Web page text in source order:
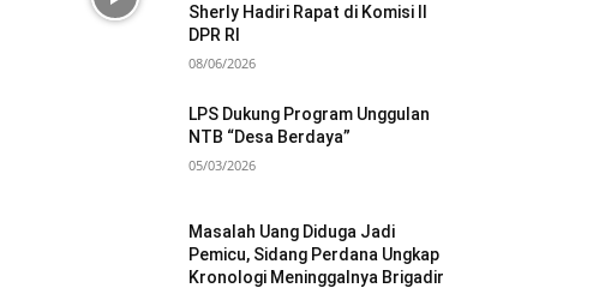
Sherly Hadiri Rapat di Komisi II
DPR RI
08/06/2026
LPS Dukung Program Unggulan
NTB “Desa Berdaya”
05/03/2026
Masalah Uang Diduga Jadi
Pemicu, Sidang Perdana Ungkap
Kronologi Meninggalnya Brigadir